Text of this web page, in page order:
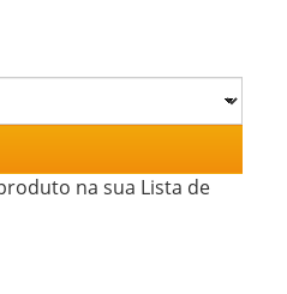
na sua Lista de